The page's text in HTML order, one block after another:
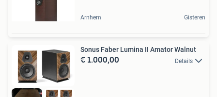
Arnhem Gisteren
Sonus Faber Lumina II Amator Walnut
€ 1.000,00 Details